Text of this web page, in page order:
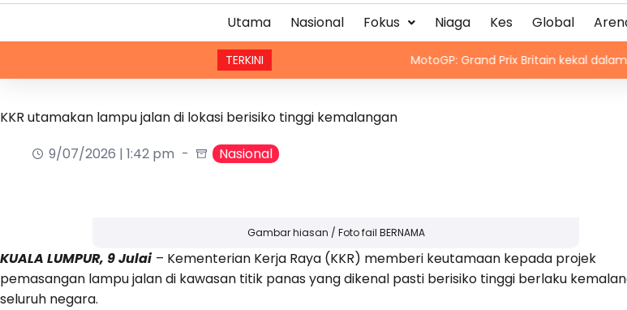
Utama Nasional Fokus Niaga Kes Global
TERKINI MotoGP: Grand Prix Britain kekal dalam kalendar
KKR utamakan lampu jalan di lokasi berisiko tinggi kemalangan
9/07/2026 | 1:42 pm
Nasional
Gambar hiasan / Foto fail BERNAMA
KUALA LUMPUR, 9 Julai – Kementerian Kerja Raya (KKR) memberi keutamaan kepada projek
pemasangan lampu jalan di kawasan titik panas yang dikenal pasti berisiko tinggi berlaku
seluruh negara.